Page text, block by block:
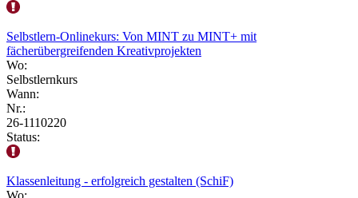
Selbstlern-Onlinekurs: Von MINT zu MINT+ mit
fächerübergreifenden Kreativprojekten
Wo:
Selbstlernkurs
Wann:
Nr.:
26-1110220
Status:
Klassenleitung - erfolgreich gestalten (SchiF)
Wo: